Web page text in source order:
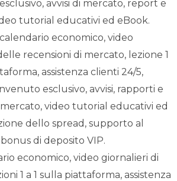
avvisi di mercato, report e
tutorial educativi ed eBook.
economico, video
recensioni di mercato, lezione 1
assistenza clienti 24/5,
esclusivo, avvisi, rapporti e
video tutorial educativi ed
dello spread, supporto al
di deposito VIP.
economico, video giornalieri di
1 a 1 sulla piattaforma, assistenza